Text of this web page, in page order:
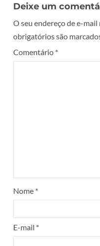
Deixe um
O seu endereço de e-
obrigatórios são
Comentário *
Nome *
E-mail *